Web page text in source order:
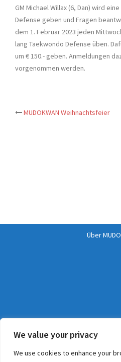
We value your privacy
We use cookies to enhance your
GM Michael Willax (6, Dan) wird
Defense geben und Fragen
dem 1. Februar 2023 jeden
lang Taekwondo Defense üben.
um € 150.- geben. Anmeldungen
vorgenommen werden.
Post
MUDOKWAN Weihnachtsfeier
Über
Jetzt